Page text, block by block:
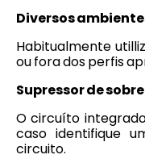
Diversos
Habitualmente
ou fora dos perfis
Supressor de
O circuíto
caso identifique
circuito.